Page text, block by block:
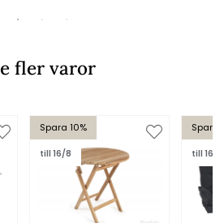
fler varor
Spara 10%
till 16/8
Spara
till 16/8